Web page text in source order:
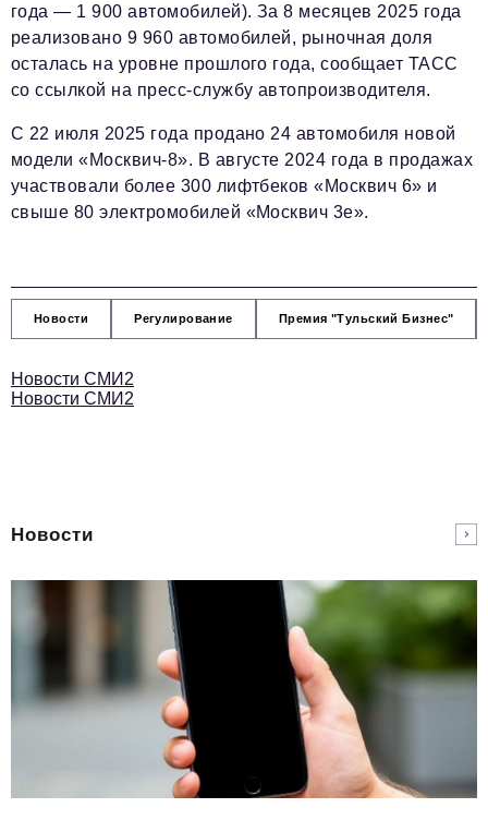
Отдел распространения/редакционная подписка
podpiska@business-magazine.online
Отдел по работе с партнерами
partner@business-magazine.online
года — 1 900 автомобилей). За 8 месяцев 2025 года
реализовано 9 960 автомобилей, рыночная доля
осталась на уровне прошлого года, сообщает ТАСС
со ссылкой на пресс-службу автопроизводителя.
С 22 июля 2025 года продано 24 автомобиля новой
модели «Москвич-8». В августе 2024 года в продажах
участвовали более 300 лифтбеков «Москвич 6» и
свыше 80 электромобилей «Москвич 3е».
Новости Регулирование Премия "Тульский Бизнес"
Новости СМИ2
Новости СМИ2
Новости